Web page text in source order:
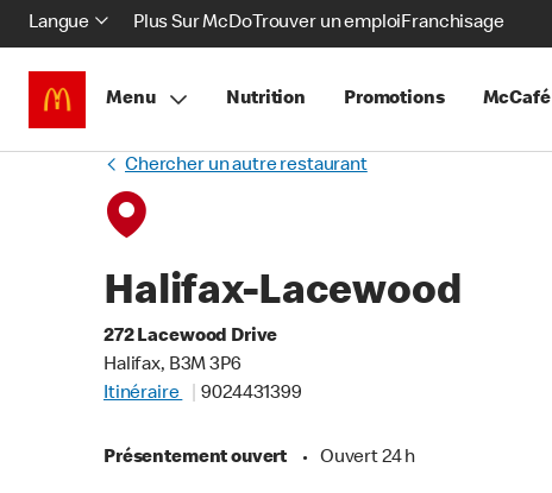
Langue Plus Sur McDoTrouver un emploiFranchisage
Menu Nutrition Promotions McCafé
Chercher un autre restaurant
Halifax-Lacewood
272 Lacewood Drive
Halifax, B3M 3P6
Itinéraire
9024431399
Présentement ouvert • Ouvert 24 h